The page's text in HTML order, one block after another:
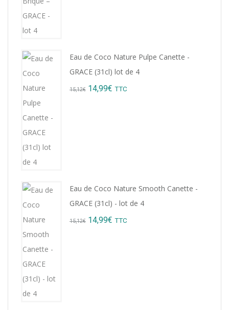
Eau de Coco Nature Pulpe Canette -
GRACE (31cl) lot de 4
15,12€ Original
14,99€ Current
TTC
Eau de Coco Nature Smooth Canette -
GRACE (31cl) - lot de 4
15,12€ Original
14,99€ Current
TTC